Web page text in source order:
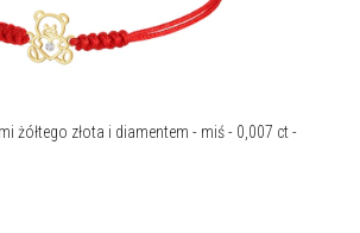
żółtego złota i diamentem - miś - 0,007 ct -